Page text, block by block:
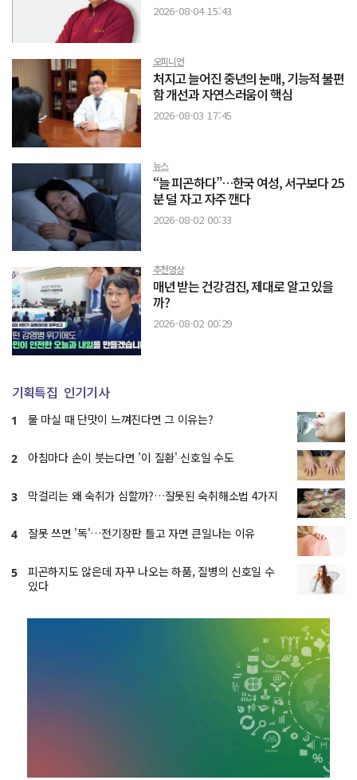
2026-08-04 15:43
오피니언
처지고 늘어진 중년의 눈매, 기능적 불편
함 개선과 자연스러움이 핵심
2026-08-03 17:45
뉴스
“늘 피곤하다”…한국 여성, 서구보다 25
분 덜 자고 자주 깬다
2026-08-02 00:33
추천영상
매년 받는 건강검진, 제대로 알고 있을
까?
2026-08-02 00:29
기획특집 인기기사
1 물 마실 때 단맛이 느껴진다면 그 이유는?
2 아침마다 손이 붓는다면 '이 질환' 신호일 수도
3 막걸리는 왜 숙취가 심할까?…잘못된 숙취해소법 4가지
4 잘못 쓰면 '독'…전기장판 틀고 자면 큰일나는 이유
5
피곤하지도 않은데 자꾸 나오는 하품, 질병의 신호일 수
있다